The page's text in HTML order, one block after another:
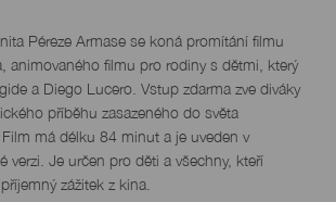
Péreze Armase se koná promítání filmu
animovaného filmu pro rodiny s dětmi, který
a Diego Lucero. Vstup zdarma zve diváky
příběhu zasazeného do světa
má délku 84 minut a je uveden v
verzi. Je určen pro děti a všechny, kteří
zážitek z kina.